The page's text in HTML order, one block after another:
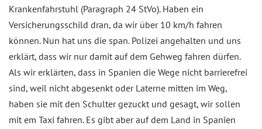
Krankenfahrstuhl (Paragraph 24 StVo). Haben ein
Versicherungsschild dran, da wir über 10 km/h fahren
können. Nun hat uns die span. Polizei angehalten und uns
erklärt, dass wir nur damit auf dem Gehweg fahren dürfen.
Als wir erklärten, dass in Spanien die Wege nicht barrierefrei
sind, weil nicht abgesenkt oder Laterne mitten im Weg,
haben sie mit den Schulter gezuckt und gesagt, wir sollen
mit em Taxi fahren. Es gibt aber auf dem Land in Spanien